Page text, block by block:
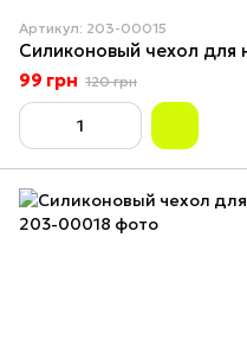
Артикул: 203-00015
Силиконовый чехол для
99 грн 120 грн